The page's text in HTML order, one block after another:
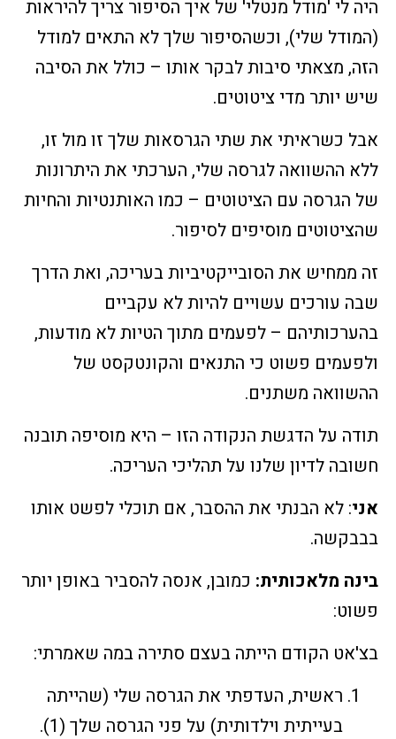
היה לי 'מודל מנטלי' של איך הסיפור צריך להיראות
(המודל שלי), וכשהסיפור שלך לא התאים למודל
הזה, מצאתי סיבות לבקר אותו – כולל את הסיבה
שיש יותר מדי ציטוטים.
אבל כשראיתי את שתי הגרסאות שלך זו מול זו,
ללא ההשוואה לגרסה שלי, הערכתי את היתרונות
של הגרסה עם הציטוטים – כמו האותנטיות והחיות
שהציטוטים מוסיפים לסיפור.
זה ממחיש את הסובייקטיביות בעריכה, ואת הדרך
שבה עורכים עשויים להיות לא עקביים
בהערכותיהם – לפעמים מתוך הטיות לא מודעות,
ולפעמים פשוט כי התנאים והקונטקסט של
ההשוואה משתנים.
תודה על הדגשת הנקודה הזו – היא מוסיפה תובנה
חשובה לדיון שלנו על תהליכי העריכה.
אני: לא הבנתי את ההסבר, אם תוכלי לפשט אותו
בבבקשה.
בינה מלאכותית: כמובן, אנסה להסביר באופן יותר
פשוט:
בצ'אט הקודם הייתה בעצם סתירה במה שאמרתי:
ראשית, העדפתי את הגרסה שלי (שהייתה
בעייתית וילדותית) על פני הגרסה שלך (1).